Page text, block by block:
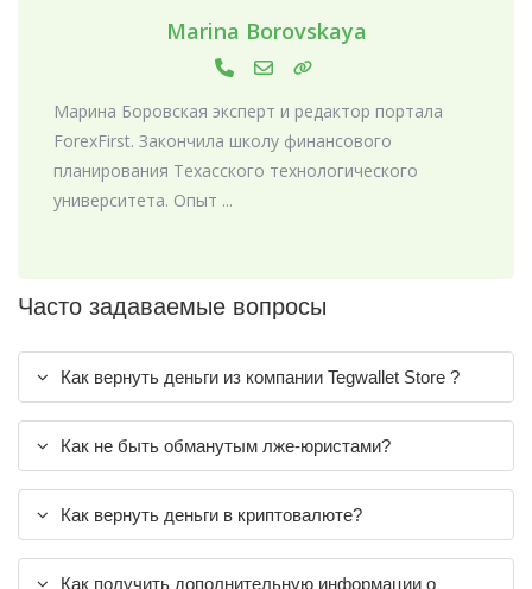
Marina Borovskaya
Марина Боровская эксперт и редактор портала
ForexFirst. Закончила школу финансового
планирования Техасского технологического
университета. Опыт ...
Часто задаваемые вопросы
Как вернуть деньги из компании Tegwallet Store ?
Как не быть обманутым лже-юристами?
Как вернуть деньги в криптовалюте?
Как получить дополнительную информации о